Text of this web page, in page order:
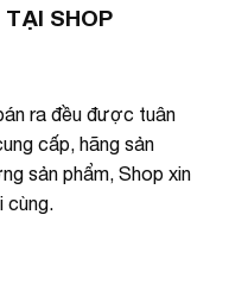
1 trong 30 ngày đầu
kiểm tra nghiêm ngặt
lỗi và đảm bảo đạt
test trước khi gửi đi
SHOP
ra đều được tuân
cấp, hãng sản
sản phẩm, Shop xin